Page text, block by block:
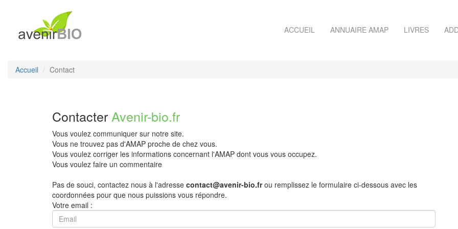
ACCUEIL ANNUAIRE AMAP LIVRES
Accueil Contact
Contacter Avenir-bio.fr
Vous voulez communiquer sur notre site.
Vous ne trouvez pas d'AMAP proche de chez vous.
Vous voulez corriger les informations concernant l'AMAP dont vous vous occupez.
Vous voulez faire un commentaire
Pas de souci, contactez nous à l'adresse contact@avenir-bio.frou remplissez le formulaire ci-dessous avec les
coordonnées pour que nous puissions vous répondre.
Votre email :